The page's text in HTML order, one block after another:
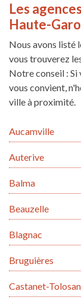
Les
Haute-
Nous avons listé
vous trouverez
Notre conseil : Si
vous convient,
ville à proximité.
Aucamville
Auterive
Balma
Beauzelle
Blagnac
Bruguières
Castanet-Tolosan